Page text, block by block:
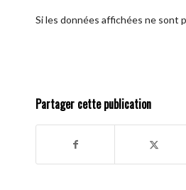
Si les données affichées ne sont
Partager cette publication